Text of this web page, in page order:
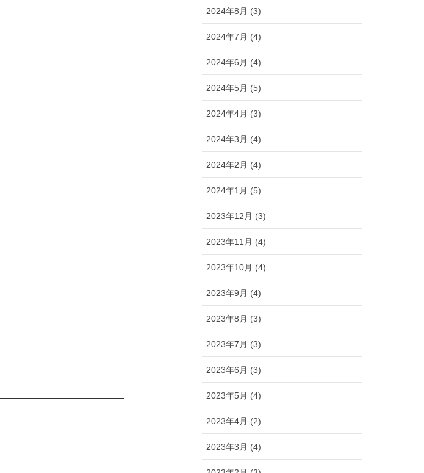
2024年8月 (3)
2024年7月 (4)
2024年6月 (4)
2024年5月 (5)
2024年4月 (3)
2024年3月 (4)
2024年2月 (4)
2024年1月 (5)
2023年12月 (3)
2023年11月 (4)
2023年10月 (4)
2023年9月 (4)
2023年8月 (3)
2023年7月 (3)
2023年6月 (3)
2023年5月 (4)
2023年4月 (2)
2023年3月 (4)